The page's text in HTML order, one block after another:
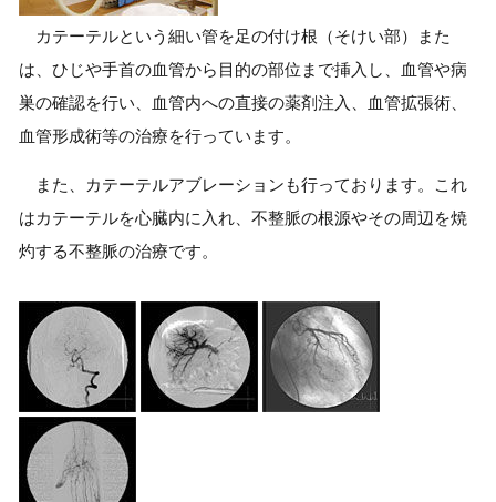
カテーテルという細い管を足の付け根（そけい部）また
は、ひじや手首の血管から目的の部位まで挿入し、血管や病
巣の確認を行い、血管内への直接の薬剤注入、血管拡張術、
血管形成術等の治療を行っています。
また、カテーテルアブレーションも行っております。これ
はカテーテルを心臓内に入れ、不整脈の根源やその周辺を焼
灼する不整脈の治療です。